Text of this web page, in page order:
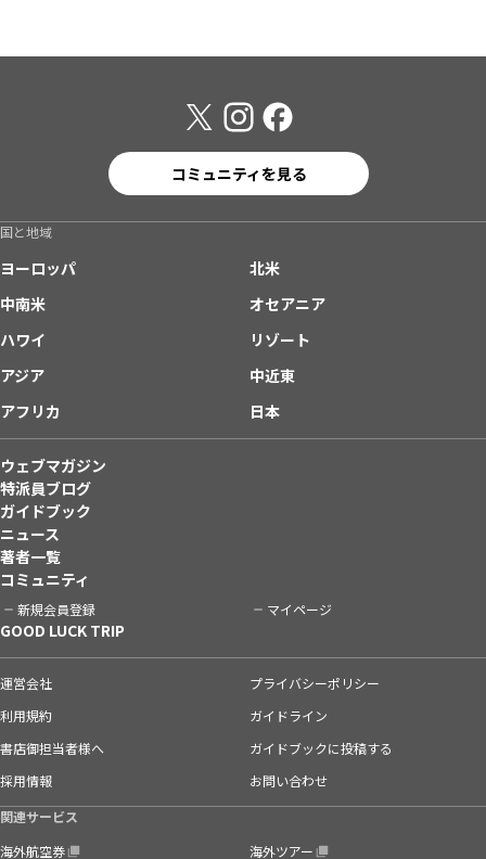
コミュニティを見る
国と地域
ヨーロッパ
北米
中南米
オセアニア
ハワイ
リゾート
アジア
中近東
アフリカ
日本
ウェブマガジン
特派員ブログ
ガイドブック
ニュース
著者一覧
コミュニティ
新規会員登録 マイページ
GOOD LUCK TRIP
運営会社
プライバシーポリシー
利用規約
ガイドライン
書店御担当者様へ
ガイドブックに投稿する
採用情報
お問い合わせ
関連サービス
海外航空券
海外ツアー